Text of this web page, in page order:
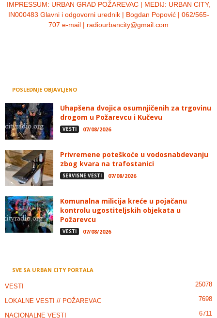
IMPRESSUM: URBAN GRAD POŽAREVAC | MEDIJ: URBAN CITY,
IN000483 Glavni i odgovorni urednik | Bogdan Popović | 062/565-
707 e-mail | radiourbancity@gmail.com
POSLEDNJE OBJAVLJENO
Uhapšena dvojica osumnjičenih za trgovinu
drogom u Požarevcu i Kučevu
VESTI 07/08/2026
Privremene poteškoće u vodosnabdevanju
zbog kvara na trafostanici
SERVISNE VESTI 07/08/2026
Komunalna milicija kreće u pojačanu
kontrolu ugostiteljskih objekata u
Požarevcu
VESTI 07/08/2026
SVE SA URBAN CITY PORTALA
VESTI 25078
LOKALNE VESTI // POŽAREVAC 7698
NACIONALNE VESTI 6711